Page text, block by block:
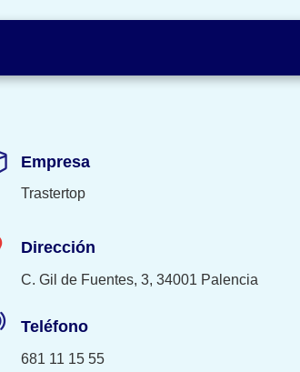
Empresa
Trastertop
Dirección
C. Gil de Fuentes, 3, 34001 Palencia
Teléfono
681 11 15 55